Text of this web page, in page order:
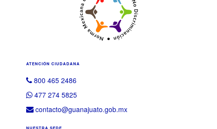
ATENCIÓN CIUDADANA
800 465 2486
477 274 5825
contacto@guanajuato.gob.mx
NUESTRA SEDE